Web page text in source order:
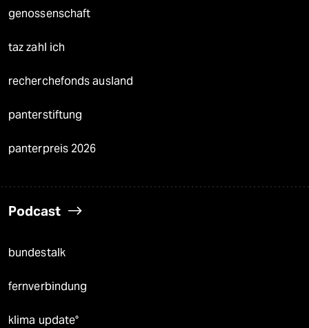
genossenschaft
taz zahl ich
recherchefonds ausland
panterstiftung
panterpreis 2026
Podcast
bundestalk
fernverbindung
klima update°